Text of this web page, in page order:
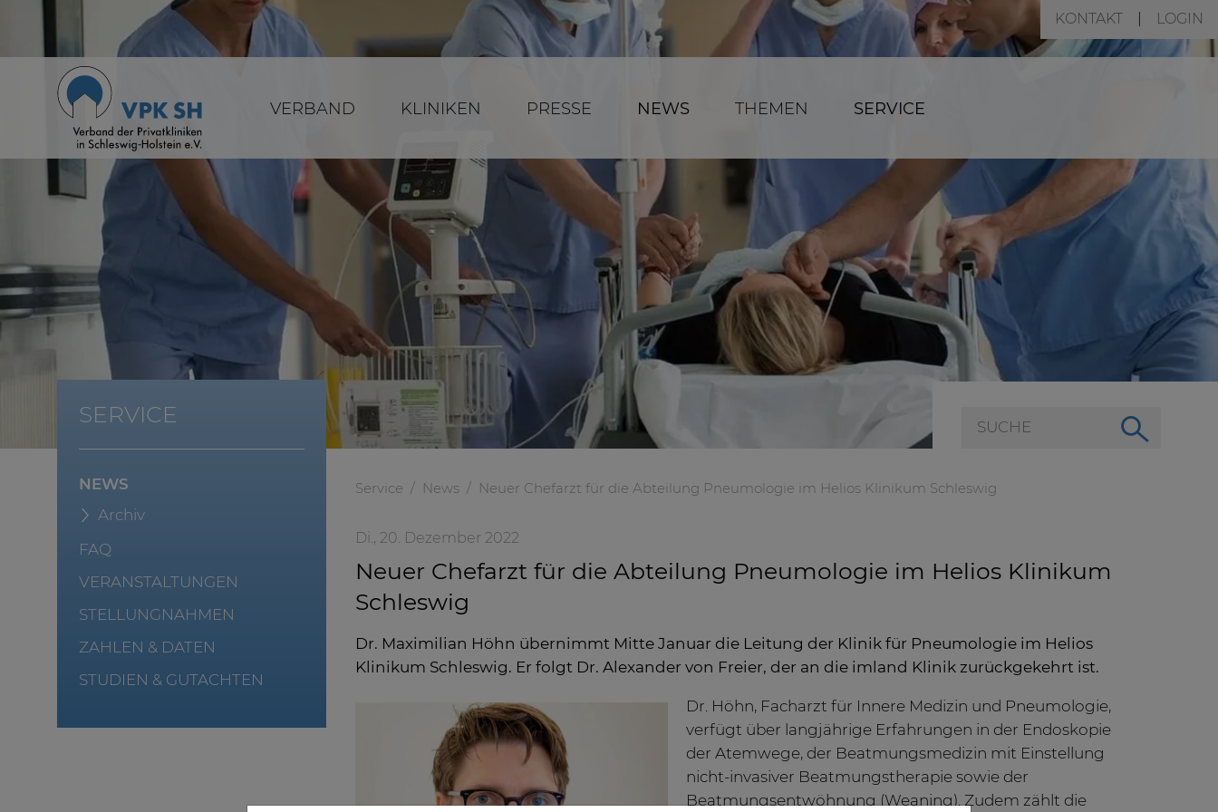
KONTAKT LOGIN
VERBAND KLINIKEN PRESSE NEWS THEMEN SERVICE
SERVICE
NEWS
Archiv
FAQ
VERANSTALTUNGEN
STELLUNGNAHMEN
ZAHLEN & DATEN
STUDIEN & GUTACHTEN
Service News Neuer Chefarzt für die Abteilung Pneumologie im Helios Klinikum Schleswig
Di., 20. Dezember 2022
Neuer Chefarzt für die Abteilung Pneumologie im Helios Klinikum
Schleswig
Dr. Maximilian Höhn übernimmt Mitte Januar die Leitung der Klinik für Pneumologie im Helios
Klinikum Schleswig. Er folgt Dr. Alexander von Freier, der an die imland Klinik zurückgekehrt ist.
Dr. Höhn, Facharzt für Innere Medizin und Pneumologie,
verfügt über langjährige Erfahrungen in der Endoskopie
der Atemwege, der Beatmungsmedizin mit Einstellung
nicht-invasiver Beatmungstherapie sowie der
Beatmungsentwöhnung (Weaning). Zudem zählt die